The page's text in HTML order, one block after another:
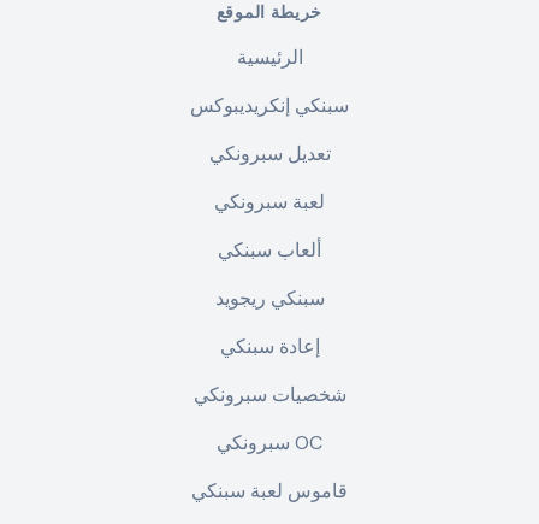
خريطة الموقع
الرئيسية
سبنكي إنكريديبوكس
تعديل سبرونكي
لعبة سبرونكي
ألعاب سبنكي
سبنكي ريجويد
إعادة سبنكي
شخصيات سبرونكي
سبرونكي OC
قاموس لعبة سبنكي